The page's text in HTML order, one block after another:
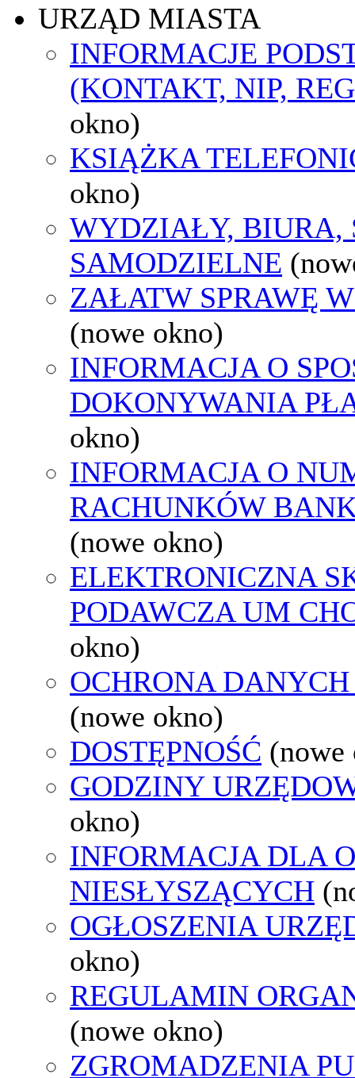
URZĄD MIASTA
INFORMACJE
(KONTAKT, NIP,
okno)
KSIĄŻKA
okno)
WYDZIAŁY, BIURA,
SAMODZIELNE
ZAŁATW SPRAWĘ
(nowe okno)
INFORMACJA O
DOKONYWANIA
okno)
INFORMACJA O
RACHUNKÓW
(nowe okno)
ELEKTRONICZNA
PODAWCZA UM
okno)
OCHRONA
(nowe okno)
DOSTĘPNOŚĆ (nowe
GODZINY
okno)
INFORMACJA DLA
NIESŁYSZĄCYCH
OGŁOSZENIA
okno)
REGULAMIN
(nowe okno)
ZGROMADZENIA